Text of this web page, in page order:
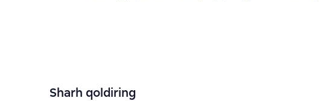
Sharh qoldiring